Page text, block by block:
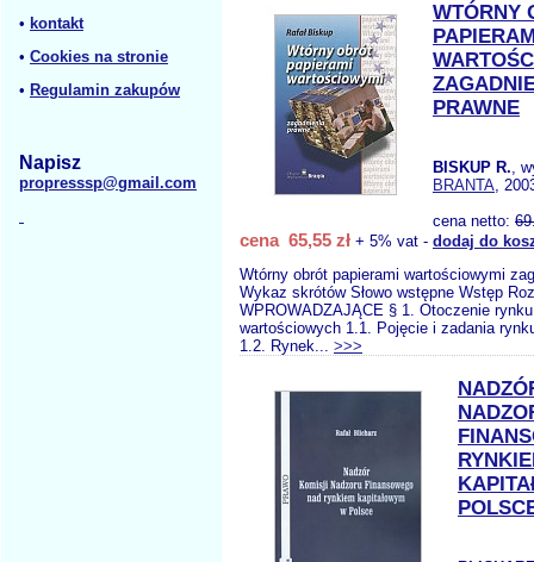
• kontakt
• Cookies na stronie
• Regulamin zakupów
Napisz
propresssp@gmail.com
WTÓRNY
PRAWNE
BISKUP R.,
BRANTA,
cena netto:
cena 65,55 zł + 5% vat - dodaj do
Wtórny obrót papierami wartościowymi
Wykaz skrótów Słowo wstępne Wstęp
WPROWADZAJĄCE § 1. Otoczenie
wartościowych 1.1. Pojęcie i zadania
1.2. Rynek... >>>